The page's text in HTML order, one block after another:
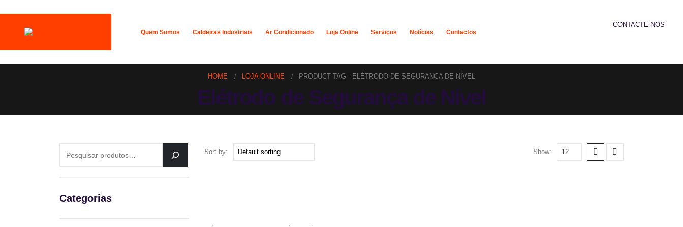
Quem Somos Caldeiras Industriais Ar Condicionado Loja Online Serviços Notícias Contactos
CONTACTE-NOS
HOME LOJA ONLINE PRODUCT TAG - ELÉTRODO DE SEGURANÇA DE NÍVEL
Elétrodo de Segurança de Nível
Sort by: Show:
Categorias